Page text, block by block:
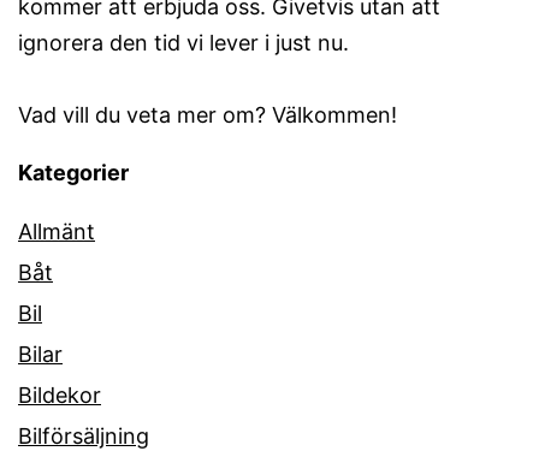
kommer att erbjuda oss. Givetvis utan att
ignorera den tid vi lever i just nu.
Vad vill du veta mer om? Välkommen!
Kategorier
Allmänt
Båt
Bil
Bilar
Bildekor
Bilförsäljning